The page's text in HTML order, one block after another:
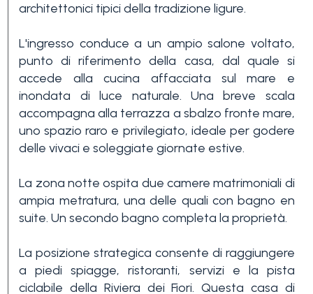
architettonici tipici della tradizione ligure.
L'ingresso conduce a un ampio salone voltato,
punto di riferimento della casa, dal quale si
accede alla cucina affacciata sul mare e
inondata di luce naturale. Una breve scala
accompagna alla terrazza a sbalzo fronte mare,
uno spazio raro e privilegiato, ideale per godere
delle vivaci e soleggiate giornate estive.
La zona notte ospita due camere matrimoniali di
ampia metratura, una delle quali con bagno en
suite. Un secondo bagno completa la proprietà.
La posizione strategica consente di raggiungere
a piedi spiagge, ristoranti, servizi e la pista
ciclabile della Riviera dei Fiori. Questa casa di
Qualsiasi
1
2
Altre
-
multiscelta